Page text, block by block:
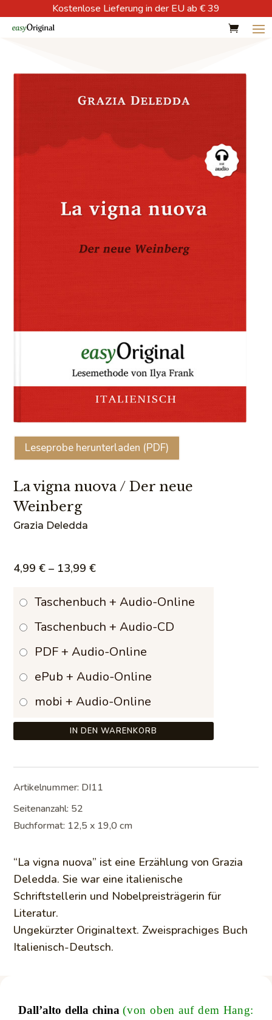
Kostenlose Lieferung in der EU ab € 39
Leseprobe herunterladen (PDF)
La vigna nuova / Der neue
Weinberg
Grazia Deledda
4,99€ – 13,99€Preisspanne:
Taschenbuch + Audio-Online
Taschenbuch + Audio-CD
PDF + Audio-Online
ePub + Audio-Online
mobi + Audio-Online
IN DEN WARENKORB
Artikelnummer: DI11
Seitenanzahl: 52
Buchformat: 12,5 x 19,0 cm
“La vigna nuova” ist eine Erzählung von Grazia
Deledda. Sie war eine italienische
Schriftstellerin und Nobelpreisträgerin für
Literatur.
Ungekürzter Originaltext. Zweisprachiges Buch
Italienisch-Deutsch.
Dall’alto della china (von oben auf dem Hang: